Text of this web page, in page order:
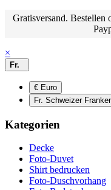
Gratisversand.
×
Fr.
€ Euro
Fr. Schweizer
Kategorien
Decke
Foto-Duvet
Shirt bedrucken
Foto-Duschvorhang